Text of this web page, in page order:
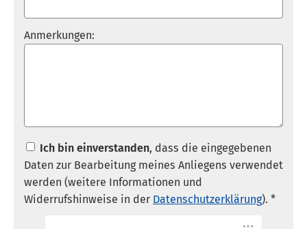
Anmerkungen:
Ich bin einverstanden, dass die eingegebenen
Daten zur Bearbeitung meines Anliegens verwendet
werden (weitere Informationen und
Widerrufshinweise in der Datenschutzerklärung). *